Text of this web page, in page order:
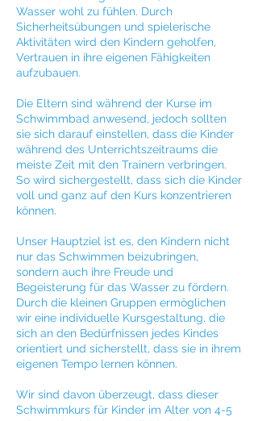
Wasser wohl zu fühlen. Durch
Sicherheitsübungen und spielerische
Aktivitäten wird den Kindern geholfen,
Vertrauen in ihre eigenen Fähigkeiten
aufzubauen.
Die Eltern sind während der Kurse im
Schwimmbad anwesend, jedoch sollten
sie sich darauf einstellen, dass die Kinder
während des Unterrichtszeitraums die
meiste Zeit mit den Trainern verbringen.
So wird sichergestellt, dass sich die Kinder
voll und ganz auf den Kurs konzentrieren
können.
Unser Hauptziel ist es, den Kindern nicht
nur das Schwimmen beizubringen,
sondern auch ihre Freude und
Begeisterung für das Wasser zu fördern.
Durch die kleinen Gruppen ermöglichen
wir eine individuelle Kursgestaltung, die
sich an den Bedürfnissen jedes Kindes
orientiert und sicherstellt, dass sie in ihrem
eigenen Tempo lernen können.
Wir sind davon überzeugt, dass dieser
Schwimmkurs für Kinder im Alter von 4-5